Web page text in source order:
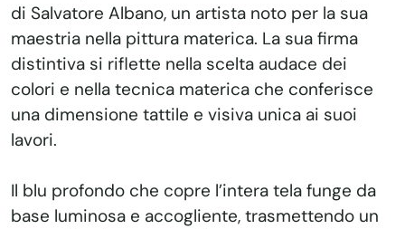
di Salvatore Albano, un artista noto per la sua
maestria nella pittura materica. La sua firma
distintiva si riflette nella scelta audace dei
colori e nella tecnica materica che conferisce
una dimensione tattile e visiva unica ai suoi
lavori.
Il blu profondo che copre l’intera tela funge da
base luminosa e accogliente, trasmettendo un